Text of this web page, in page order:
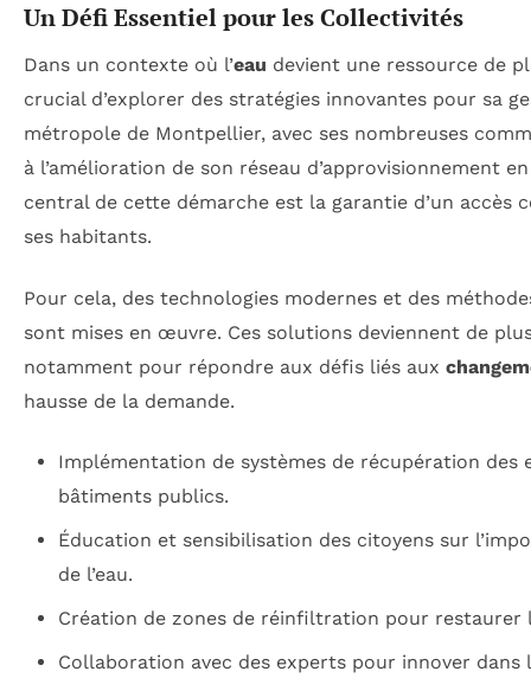
Un Défi Essentiel pour les Collectivités
Dans un contexte où l’eau devient une ressource de
crucial d’explorer des stratégies innovantes pour sa
métropole de Montpellier, avec ses nombreuses
à l’amélioration de son réseau d’approvisionnement
central de cette démarche est la garantie d’un accès
ses habitants.
Pour cela, des technologies modernes et des
sont mises en œuvre. Ces solutions deviennent de
notamment pour répondre aux défis liés aux
hausse de la demande.
Implémentation de systèmes de récupération des
bâtiments publics.
Éducation et sensibilisation des citoyens sur
de l’eau.
Création de zones de réinfiltration pour restaurer
Collaboration avec des experts pour innover dans